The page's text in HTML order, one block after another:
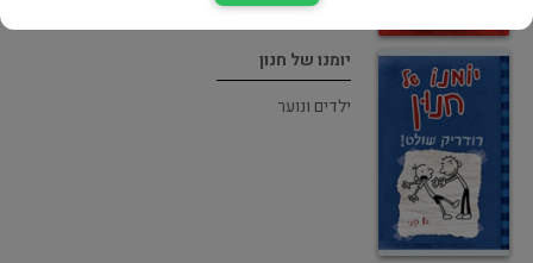
יומנו של חנון
ילדים ונוער